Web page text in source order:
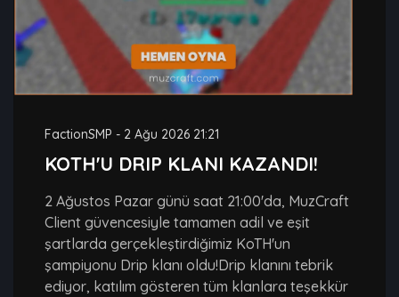
FactionSMP - 2 Ağu 2026 21:21
KOTH'U DRIP KLANI KAZANDI!
2 Ağustos Pazar günü saat 21:00'da, MuzCraft
Client güvencesiyle tamamen adil ve eşit
şartlarda gerçekleştirdiğimiz KoTH'un
şampiyonu Drip klanı oldu!Drip klanını tebrik
ediyor, katılım gösteren tüm klanlara teşekkür